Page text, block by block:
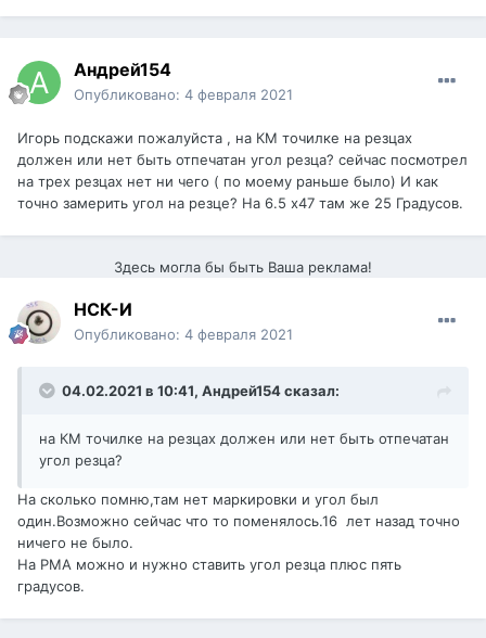
Андрей154
Опубликовано: 4 февраля 2021
Игорь подскажи пожалуйста , на КМ точилке на резцах
должен или нет быть отпечатан угол резца? сейчас посмотрел
на трех резцах нет ни чего ( по моему раньше было) И как
точно замерить угол на резце? На 6.5 х47 там же 25 Градусов.
Здесь могла бы быть Ваша реклама!
НСК-И
Опубликовано: 4 февраля 2021
04.02.2021 в 10:41, Андрей154сказал:
на КМ точилке на резцах должен или нет быть отпечатан
угол резца?
На сколько помню,там нет маркировки и угол был
один.Возможно сейчас что то поменялось.16 лет назад точно
ничего не было.
На РМА можно и нужно ставить угол резца плюс пять
градусов.